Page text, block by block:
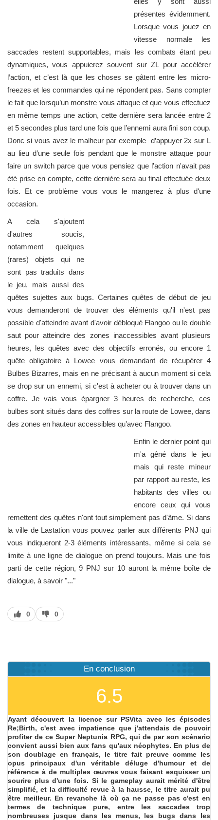
présentes évidemment.
Lorsque vous jouez en
vitesse normale les
saccades restent supportables, mais les combats étant peu
dynamiques, vous appuierez souvent sur ZL pour accélérer
l’action, et c’est là que les choses se gâtent entre les micro-
freezes et les commandes qui ne répondent pas. Sans compter
le fait que lorsqu’un monstre vous attaque et que vous effectuez
en même temps une action, cette dernière sera lancée entre 2
et 5 secondes plus tard une fois que l’ennemi aura fini son coup.
Donc si vous avez le malheur par exemple d’appuyer 2x sur L
au lieu d’une seule fois pendant que le monstre attaque pour
faire un switch parce que vous pensiez que l'action n'avait pas
été prise en compte, cette dernière sera au final effectuée deux
fois. Et ce problème vous vous le mangerez à plus d'une
occasion.
A cela s'ajoutent
d'autres soucis,
notamment quelques
(rares) objets qui ne
sont pas traduits dans
le jeu, mais aussi des
quêtes sujettes aux bugs. Certaines quêtes de début de jeu
vous demanderont de trouver des éléments qu'il n'est pas
possible d'atteindre avant d'avoir débloqué Flangoo ou le double
saut pour atteindre des zones inaccessibles avant plusieurs
heures, les quêtes avec des objectifs erronés, ou encore 1
quête obligatoire à Lowee vous demandant de récupérer 4
Bulbes Bizarres, mais en ne précisant à aucun moment si cela
se drop sur un ennemi, si c'est à acheter ou à trouver dans un
coffre. Je vais vous épargner 3 heures de recherche, ces
bulbes sont situés dans des coffres sur la route de Lowee, dans
des zones en hauteur accessibles qu'avec Flangoo.
Enfin le dernier point qui
m'a gêné dans le jeu
mais qui reste mineur
par rapport au reste, les
habitants des villes ou
encore ceux qui vous
remettent des quêtes n'ont tout simplement pas d'âme. Si dans
la ville de Lastation vous pouvez parler aux différents PNJ qui
vous indiqueront 2-3 éléments intéressants, même si cela se
limite à une ligne de dialogue on prend toujours. Mais une fois
parti de cette région, 9 PNJ sur 10 auront la même boîte de
dialogue, à savoir "..."
J’aime
0
J’aime
pas
0
En conclusion
6.5
Ayant découvert la licence sur PSVita avec les épisodes
Re;Birth, c'est avec impatience que j'attendais de pouvoir
profiter de ce Super Neptunia RPG, qui de par son scénario
convient aussi bien aux fans qu'aux néophytes. En plus de
son doublage en français, le titre fait preuve comme les
opus principaux d'un véritable déluge d'humour et de
référence à de multiples œuvres vous faisant esquisser un
sourire plus d'une fois. Si le gameplay aurait mérité d'être
simplifié, et la difficulté revue à la hausse, le titre aurait pu
être meilleur. En revanche là où ça ne passe pas c'est en
termes de technique pure, entre les saccades trop
nombreuses jusque dans les menus, les bugs dans les